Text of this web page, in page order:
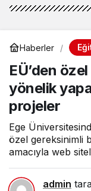
Haberler
EÜ’den
yönelik
projeler
Ege
özel gereksinimli
amacıyla web
admin